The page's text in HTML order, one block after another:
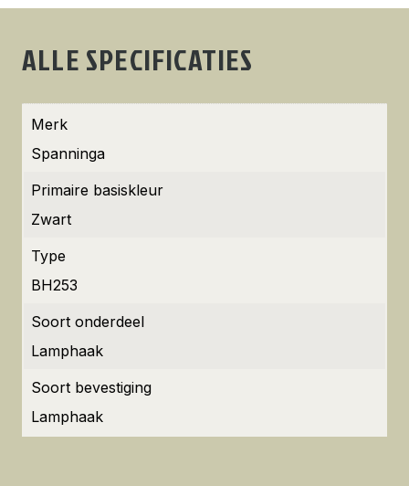
ALLE SPECIFICATIES
Merk
Spanninga
Primaire basiskleur
Zwart
Type
BH253
Soort onderdeel
Lamphaak
Soort bevestiging
Lamphaak